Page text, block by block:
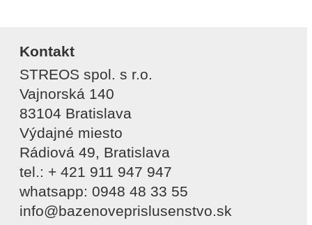
Kontakt
STREOS spol. s r.o.
Vajnorská 140
83104 Bratislava
Výdajné miesto
Rádiová 49, Bratislava
tel.: + 421 911 947 947
whatsapp: 0948 48 33 55
info@bazenoveprislusenstvo.sk